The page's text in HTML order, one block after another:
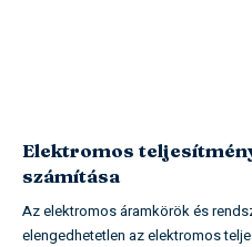
Elektromos
számítása
Az elektromos áramkörök és
elengedhetetlen az elektromos